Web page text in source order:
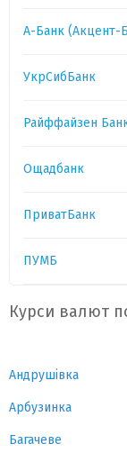
А-Банк (Акцент-
УкрСибБанк
Райффайзен
Ощадбанк
ПриватБанк
ПУМБ
Курси валют
Андрушівка
Арбузинка
Багачеве